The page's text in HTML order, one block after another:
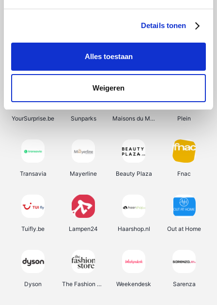
Details tonen
Alles toestaan
Weigeren
Shein Get Your Guide Bergfreunde Pazzox
YourSurprise.be Sunparks Maisons du Monde Plein
Transavia Mayerline Beauty Plaza Fnac
Tuifly.be Lampen24 Haarshop.nl Out at Home
Dyson The Fashion Store Weekendesk Sarenza